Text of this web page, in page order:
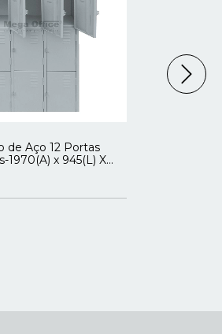
de Aço 12 Portas
1970(A) x 945(L) X